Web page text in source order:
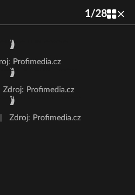
1/28
Profimedia.cz
Zdroj: Profimedia.cz
Zdroj: Profimedia.cz